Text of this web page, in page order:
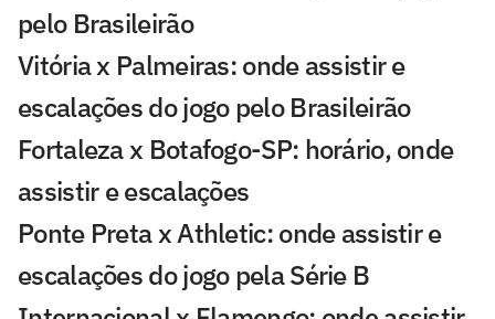
pelo Brasileirão
Vitória x Palmeiras: onde assistir e
escalações do jogo pelo Brasileirão
Fortaleza x Botafogo-SP: horário, onde
assistir e escalações
Ponte Preta x Athletic: onde assistir e
escalações do jogo pela Série B